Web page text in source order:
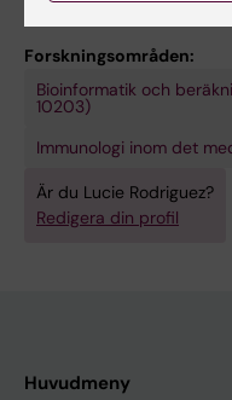
Forskningsområden:
Bioinformatik och
10203)
Immunologi inom det
Är du Lucie Rodriguez?
Redigera din profil
Huvudmeny